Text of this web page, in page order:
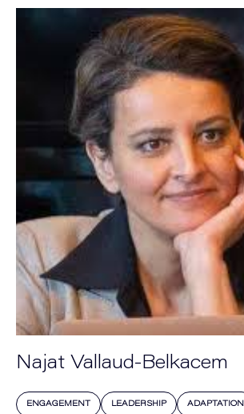
Najat Vallaud-Belkacem
ENGAGEMENT LEADERSHIP ADAPTATION